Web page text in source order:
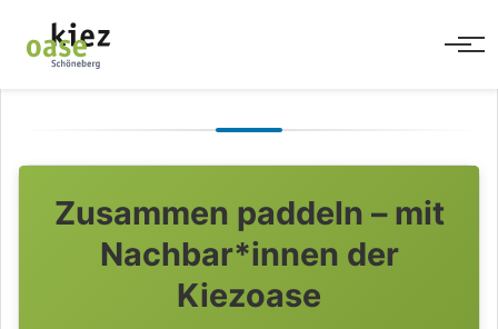
Zusammen paddeln – mit
Nachbar*innen der
Kiezoase